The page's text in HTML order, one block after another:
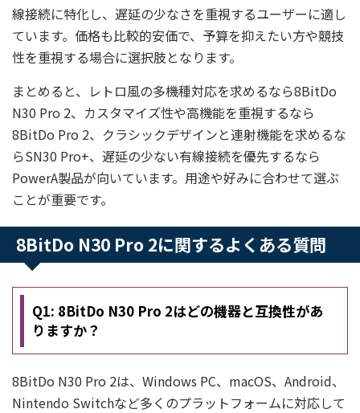
線接続に特化し、遅延の少なさを重視するユーザーに適し
ています。価格も比較的安価で、予算を抑えたい方や競技
性を重視する場合に選択肢となります。
まとめると、レトロ風の多機種対応を求めるなら8BitDo
N30 Pro 2、カスタマイズ性や高機能を重視するなら
8BitDo Pro 2、クラシックデザインと連射機能を求めるな
らSN30 Pro+、遅延の少ない有線接続を優先するなら
PowerA製品が向いています。用途や好みに合わせて選ぶ
ことが重要です。
8BitDo N30 Pro 2に関するよくある質問
Q1: 8BitDo N30 Pro 2はどの機器と互換性があ
りますか？
8BitDo N30 Pro 2は、Windows PC、macOS、Android、
Nintendo Switchなど多くのプラットフォームに対応して